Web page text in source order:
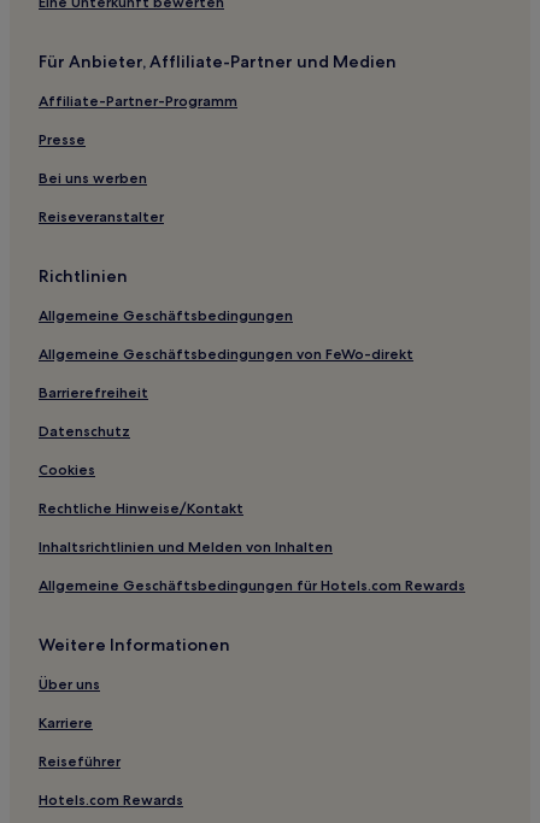
Grünberg Hotels
Gelnhausen Hotels
Rengersfeld Hotels
Gungelshausen Hotels
Landkreis Hersfeld-Rotenburg: Hotels
Nieder-Stoll Hotels
Rüdigheim Hotels
Hanau Hotels
Für Anbieter, Affliliate-Partner und Medien
Affiliate-Partner-Programm
Presse
Bei uns werben
Reiseveranstalter
Richtlinien
Allgemeine Geschäftsbedingungen
Allgemeine Geschäftsbedingungen von FeWo-direkt
Barrierefreiheit
Datenschutz
Cookies
Rechtliche Hinweise/Kontakt
Inhaltsrichtlinien und Melden von Inhalten
Allgemeine Geschäftsbedingungen für Hotels.com Rewards
Weitere Informationen
Über uns
Karriere
Reiseführer
Hotels.com Rewards